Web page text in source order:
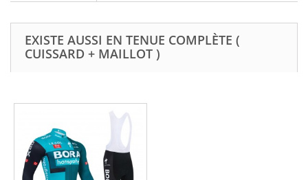
EXISTE AUSSI EN TENUE COMPLÈTE (
CUISSARD + MAILLOT )